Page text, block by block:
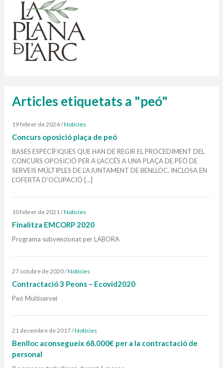
1 contenidors intel·ligents
Finançat per la Unió Europea – NextGenerationEU
Articles etiquetats a "peó"
19 febrer de 2024/Notícies
Concurs oposició plaça de peó
BASES ESPECÍFIQUES QUE HAN DE REGIR EL PROCEDIMENT DEL
CONCURS OPOSICIÓ PER A L’ACCÉS A UNA PLAÇA DE PEÓ DE
SERVEIS MÚLTIPLES DE L’AJUNTAMENT DE BENLLOC, INCLOSA EN
L’OFERTA D’OCUPACIÓ […]
10 febrer de 2021/Notícies
Finalitza EMCORP 2020
Programa subvencionat per LABORA
27 octubre de 2020/Notícies
Contractació 3 Peons – Ecovid2020
Peó Multiservei
21 desembre de 2017/Notícies
Benlloc aconsegueix 68.000€ per a la contractació de
personal